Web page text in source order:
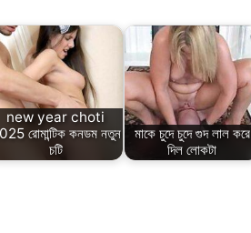
new year choti
রোমান্টিক কনডম নতুন
চটি
মাকে চুদে চুদে গুদ লাল করে
দিল লোকটা